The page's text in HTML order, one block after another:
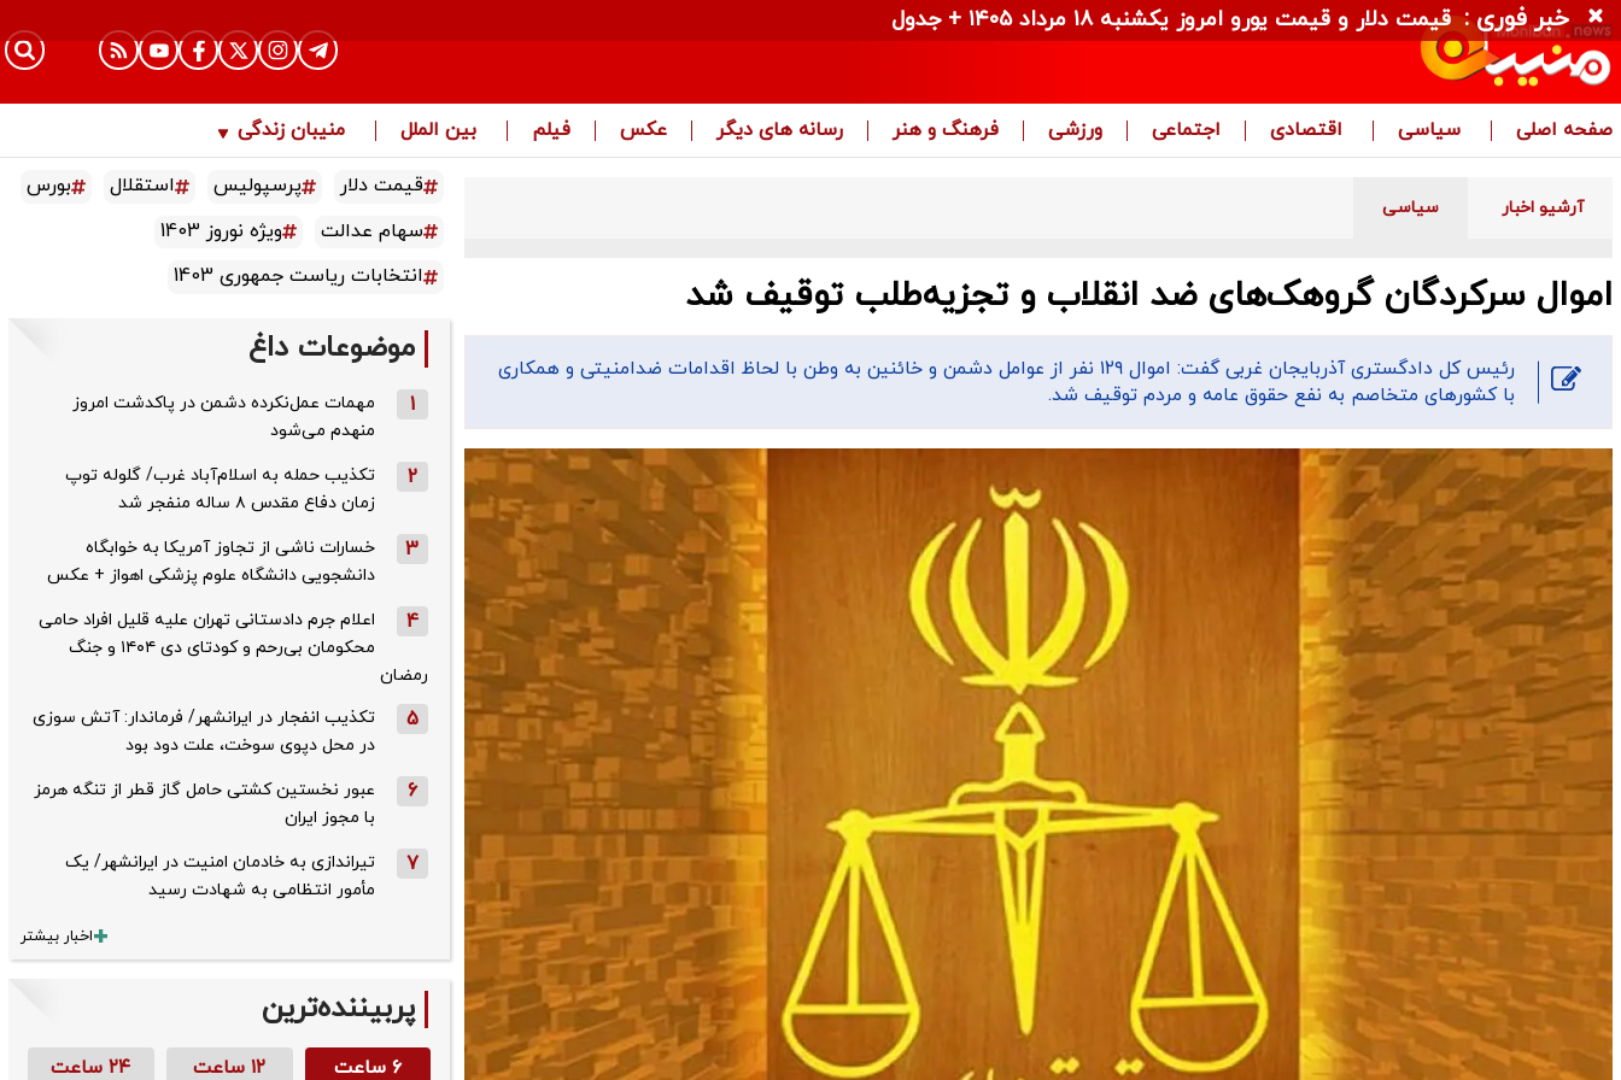
صفحه اصلی سیاسی اقتصادی اجتماعی ورزشی فرهنگ و هنر رسانه های دیگر عکس فیلم بین الملل منیبان زندگی
آرشیو اخبار سیاسی
اموال سرکردگان گروهک‌های ضد انقلاب و تجزیه‌طلب توقیف شد
رئیس کل دادگستری آذربایجان غربی گفت: اموال ۱۲۹ نفر از عوامل دشمن و خائنین به وطن با لحاظ اقدامات ضدامنیتی و همکاری
با کشورهای متخاصم به نفع حقوق عامه و مردم توقیف شد.
قیمت دلار پرسپولیس استقلال
بورس
سهام عدالت
ویژه نوروز 1403
انتخابات ریاست جمهوری 1403
موضوعات داغ
1
مهمات عمل‌نکرده دشمن در پاکدشت امروز
منهدم می‌شود
2
تکذیب حمله به اسلام‌آباد غرب/ گلوله توپ
زمان دفاع مقدس ۸ ساله منفجر شد
3
خسارات ناشی از تجاوز آمریکا به خوابگاه
دانشجویی دانشگاه علوم پزشکی اهواز + عکس
4
اعلام جرم دادستانی تهران علیه قلیل افراد حامی
محکومان بی‌رحم و کودتای دی‌ ۱۴۰۴ و جنگ
رمضان
5
تکذیب ‌انفجار در ایرانشهر/ فرماندار: آتش سوزی
در محل دپوی سوخت، علت دود بود
6
عبور نخستین کشتی حامل گاز قطر از تنگه هرمز
با مجوز ایران
7
تیراندازی به خادمان امنیت در ایرانشهر/ یک
مأمور انتظامی به شهادت رسید
اخبار بیشتر
پربیننده‌ترین
۶ ساعت ۱۲ ساعت ۲۴ ساعت
خبر فوری : قیمت دلار و قیمت یورو امروز یکشنبه ۱۸ مرداد ۱۴۰۵ + جدول